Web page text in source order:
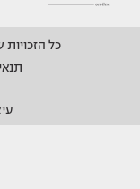
כל הזכויות שמורות ©